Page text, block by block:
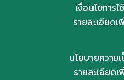
เงื่อนไขการใ
รายละเอียดเ
นโยบายความ
รายละเอียด